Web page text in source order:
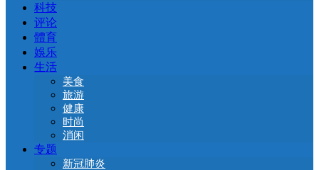
科技
评论
體育
娛乐
生活
美食
旅游
健康
时尚
消闲
专题
新冠肺炎